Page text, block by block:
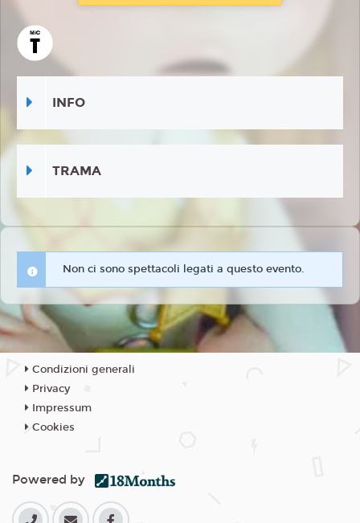
INFO
TRAMA
Non ci sono spettacoli legati a questo evento.
Condizioni generali
Privacy
Impressum
Cookies
Powered by